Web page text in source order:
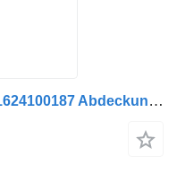
Windabweiser Innenteil links 81624100187 Abdeckung für MAN TGL TGM Sattelzugmaschine